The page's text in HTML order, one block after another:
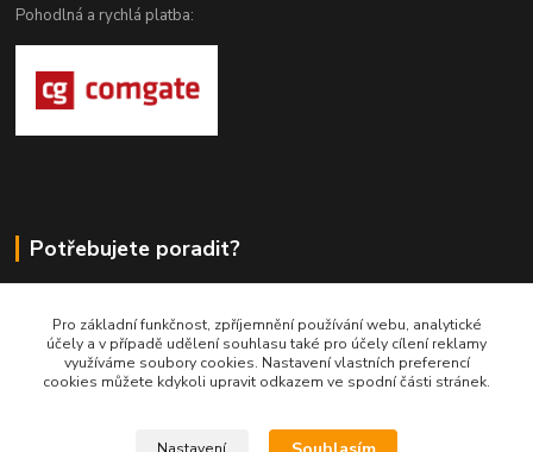
Pohodlná a rychlá platba:
Potřebujete poradit?
+420 731 722 844
Pro základní funkčnost, zpříjemnění používání webu, analytické
účely a v případě udělení souhlasu také pro účely cílení reklamy
využíváme soubory cookies. Nastavení vlastních preferencí
cookies můžete kdykoli upravit odkazem ve spodní části stránek.